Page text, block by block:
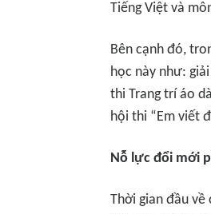
Tiếng Việt và
Bên cạnh đó,
học này như:
thi Trang trí áo
hội thi “Em viết
Nỗ lực đổi mới
Thời gian đầu